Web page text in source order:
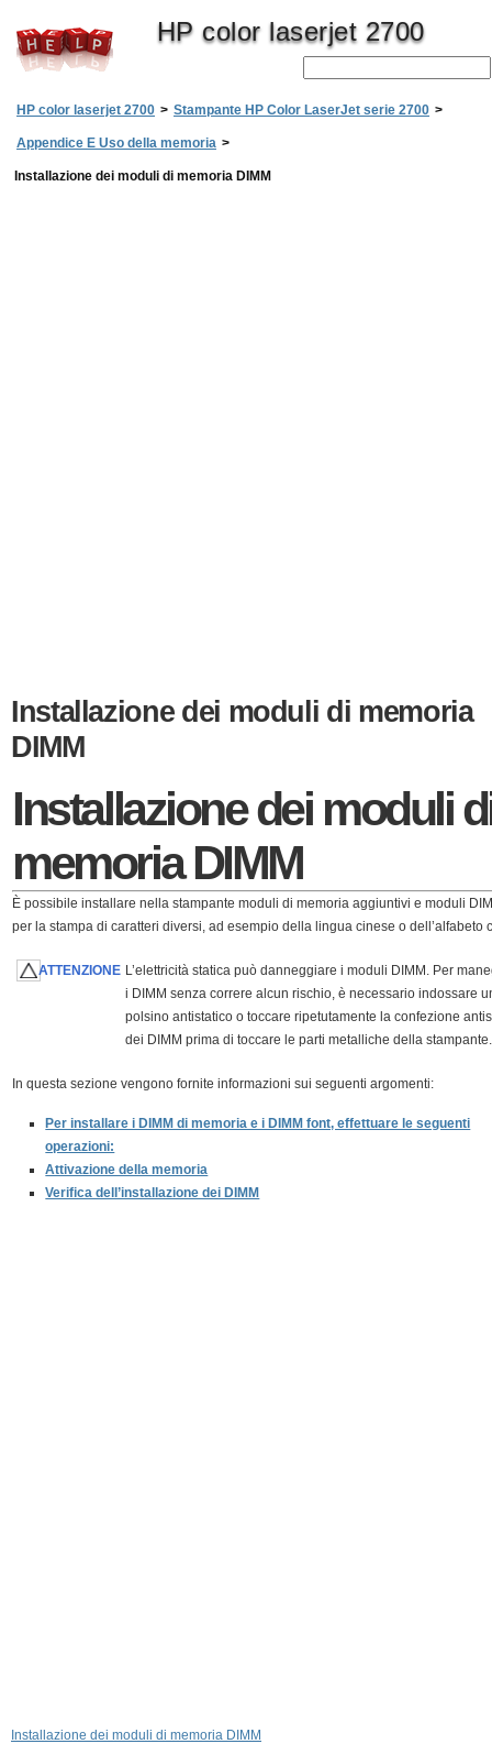
HP color laserjet 2700
HP color laserjet 2700 > Stampante HP Color LaserJet serie 2700 >
Appendice E Uso della memoria >
Installazione dei moduli di memoria DIMM
Installazione dei moduli di memoria
DIMM
Installazione dei moduli
memoria DIMM
È possibile installare nella stampante moduli di memoria aggiuntivi e moduli
per la stampa di caratteri diversi, ad esempio della lingua cinese o dell’alfabeto
ATTENZIONE L’elettricità statica può danneggiare i moduli DIMM. Per
i DIMM senza correre alcun rischio, è necessario indossare
polsino antistatico o toccare ripetutamente la confezione
dei DIMM prima di toccare le parti metalliche della stampante.
In questa sezione vengono fornite informazioni sui seguenti argomenti:
Per installare i DIMM di memoria e i DIMM font, effettuare le seguenti
operazioni:
Attivazione della memoria
Verifica dell’installazione dei DIMM
Installazione dei moduli di memoria DIMM